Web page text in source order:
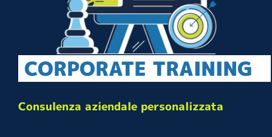
CORPORATE TRAINING
Consulenza aziendale personalizzata